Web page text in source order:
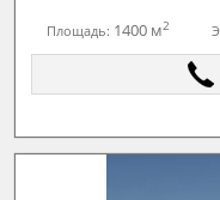
Площадь: 1400 м2